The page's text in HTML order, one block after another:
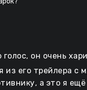
голос, он очень
из его трейлера с
а это я